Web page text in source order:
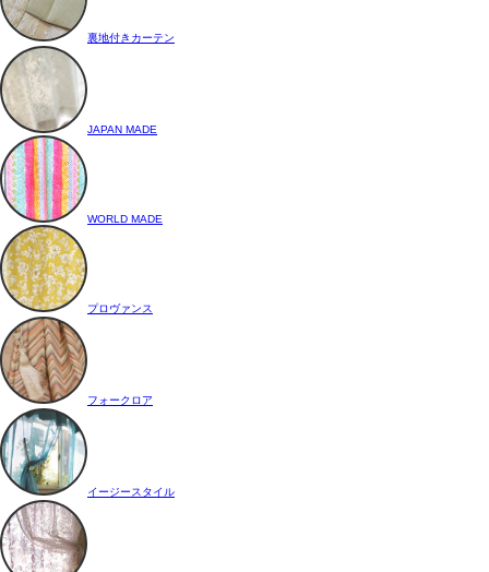
裏地付きカーテン
JAPAN MADE
WORLD MADE
プロヴァンス
フォークロア
イージースタイル